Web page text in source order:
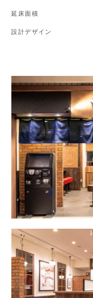
延床面積
設計デザイン